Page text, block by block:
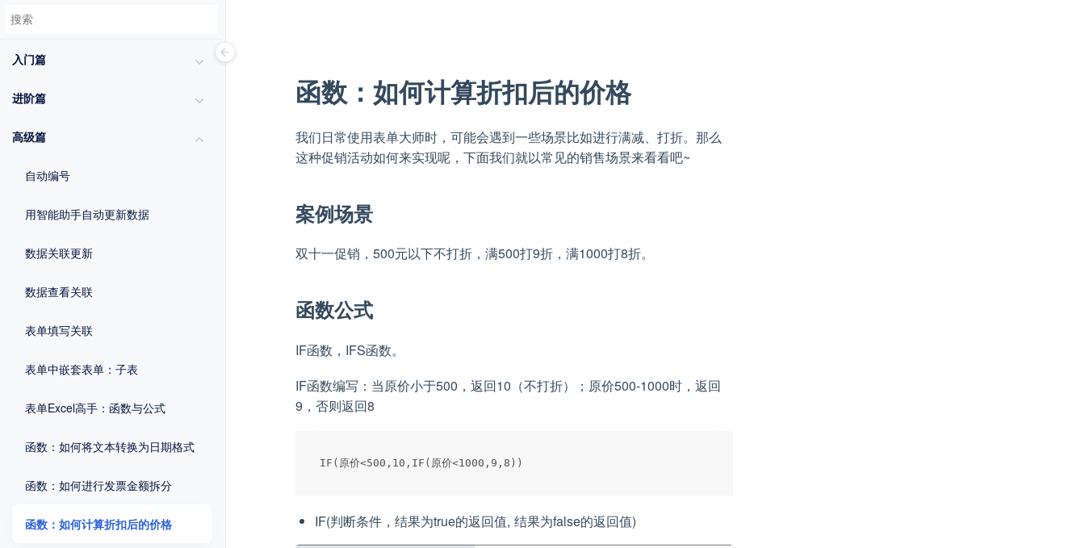
入门篇
进阶篇
高级篇
自动编号
用智能助手自动更新数据
数据关联更新
数据查看关联
表单填写关联
表单中嵌套表单：子表
表单Excel高手：函数与公式
函数：如何将文本转换为日期格式
函数：如何进行发票金额拆分
函数：如何计算折扣后的价格
函数：如何计算折扣后的价格
我们日常使用表单大师时，可能会遇到一些场景比如进行满减、打折。那么
这种促销活动如何来实现呢，下面我们就以常见的销售场景来看看吧~
案例场景
双十一促销，500元以下不打折，满500打9折，满1000打8折。
函数公式
IF函数，IFS函数。
IF函数编写：当原价小于500，返回10（不打折）；原价500-1000时，返回
9，否则返回8
IF(判断条件，结果为true的返回值, 结果为false的返回值)